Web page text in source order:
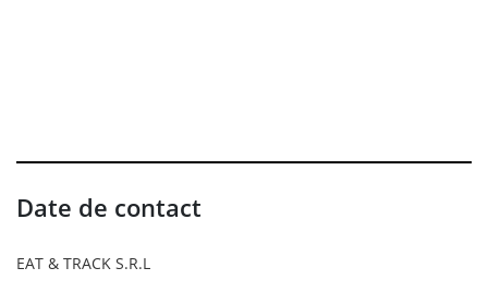
Date de contact
EAT & TRACK S.R.L